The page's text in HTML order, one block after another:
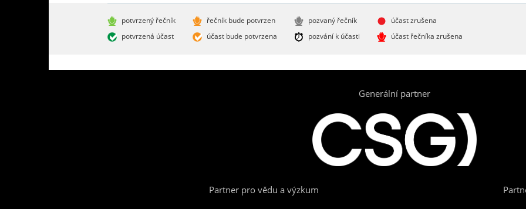
potvrzený řečník
potvrzená účast
řečník bude potvrzen
účast bude potvrzena
pozvaný řečník
pozvání k účasti
účast zrušena
účast řečníka zrušena
Generální partner
Partner pro vědu a výzkum